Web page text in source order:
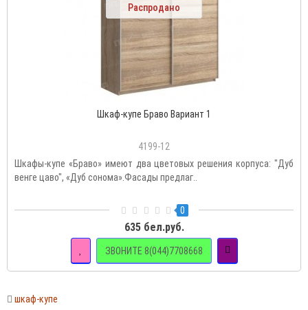
Распродано
Шкаф-купе Браво Вариант 1
4199-12
Шкафы-купе «Браво» имеют два цветовых решения корпуса: "Дуб
венге цаво", «Дуб сонома».Фасады предлаг..
0
635 бел.руб.
ЗВОНИТЕ 8(044)7708668
шкаф-купе